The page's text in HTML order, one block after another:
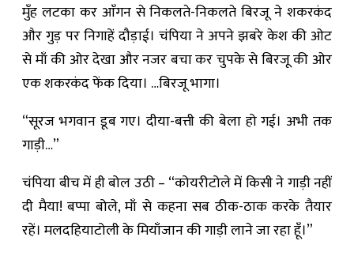
मुँह लटका कर आँगन से निकलते-निकलते बिरजू ने शकरकंद
और गुड़ पर निगाहें दौड़ाई। चंपिया ने अपने झबरे केश की ओट
से माँ की ओर देखा और नजर बचा कर चुपके से बिरजू की ओर
एक शकरकंद फेंक दिया। …बिरजू भागा।
“सूरज भगवान डूब गए। दीया-बत्ती की बेला हो गई। अभी तक
गाड़ी…”
चंपिया बीच में ही बोल उठी – “कोयरीटोले में किसी ने गाड़ी नहीं
दी मैया! बप्पा बोले, माँ से कहना सब ठीक-ठाक करके तैयार
रहें। मलदहियाटोली के मियाँजान की गाड़ी लाने जा रहा हूँ।”